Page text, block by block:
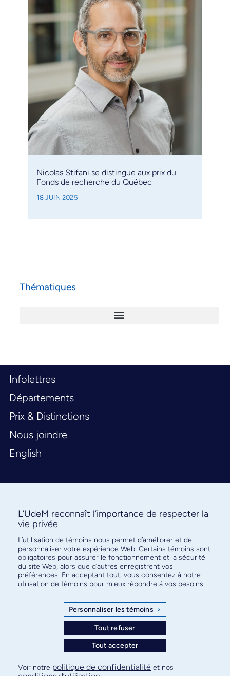
Nicolas Stifani se distingue aux prix du
Fonds de recherche du Québec
18 JUIN 2025
Thématiques
Infolettres
Départements
Prix & Distinctions
Nous joindre
English
Abonnez-vous à notre infolettre
pour connaître l’actualité facultaire
L’UdeM reconnaît l’importance de respecter la
vie privée
L’utilisation de témoins nous permet d’améliorer et de
personnaliser votre expérience Web. Certains témoins sont
obligatoires pour assurer le fonctionnement et la sécurité
du site Web, alors que d’autres enregistrent vos
préférences. En acceptant tout, vous consentez à notre
utilisation de témoins pour mieux répondre à vos besoins.
Personnaliser les témoins >
Tout refuser
Tout accepter
Voir notre politique de confidentialité et nos